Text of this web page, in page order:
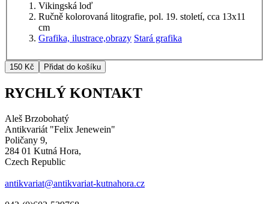
Vikingská loď
Ručně kolorovaná litografie, pol. 19. století, cca 13x11
cm
Grafika, ilustrace,obrazy Stará grafika
RYCHLÝ KONTAKT
Aleš Brzobohatý
Antikvariát "Felix Jenewein"
Poličany 9,
284 01 Kutná Hora,
Czech Republic
antikvariat@antikvariat-kutnahora.cz